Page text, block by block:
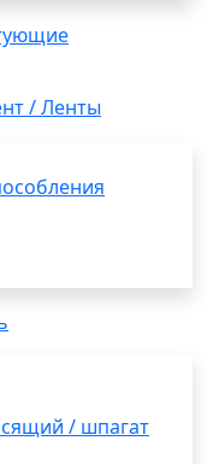
/ Ленты
/ шпагат